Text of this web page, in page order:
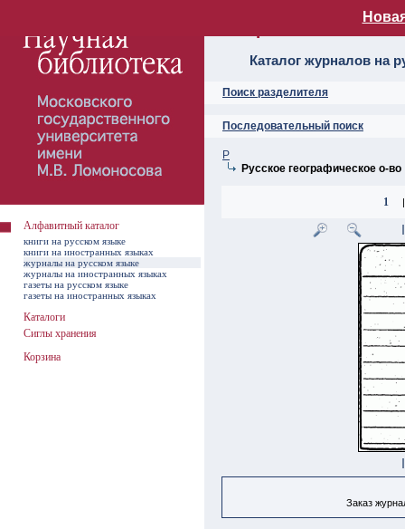
Алфавитный
Каталог журналов на
Поиск разделителя
Последовательный поиск
Р
Русское географическое о-во
1 |
Заказ
Алфавитный каталог
книги на русском языке
книги на иностранных языках
журналы на русском языке
журналы на иностранных языках
газеты на русском языке
газеты на иностранных языках
Каталоги
Сиглы хранения
Корзина